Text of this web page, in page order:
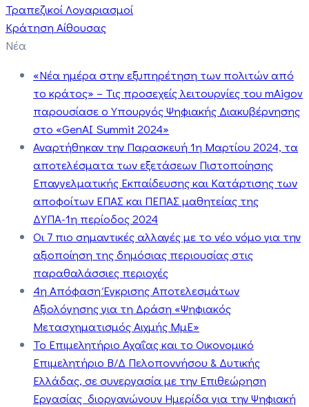
Τραπεζικοί Λογαριασμοί
Κράτηση Αίθουσας
Νέα
«Νέα ημέρα στην εξυπηρέτηση των πολιτών από
το κράτος» – Τις προσεχείς λειτουργίες του mAigov
παρουσίασε ο Υπουργός Ψηφιακής Διακυβέρνησης
στο «GenAI Summit 2024»
Αναρτήθηκαν την Παρασκευή 1η Μαρτίου 2024, τα
αποτελέσματα των εξετάσεων Πιστοποίησης
Επαγγελματικής Εκπαίδευσης και Κατάρτισης των
αποφοίτων ΕΠΑΣ και ΠΕΠΑΣ μαθητείας της
ΔΥΠΑ-1η περίοδος 2024
Οι 7 πιο σημαντικές αλλαγές με το νέο νόμο για την
αξιοποίηση της δημόσιας περιουσίας στις
παραθαλάσσιες περιοχές
4η Απόφαση Έγκρισης Αποτελεσμάτων
Αξιολόγησης για τη Δράση «Ψηφιακός
Μετασχηματισμός Αιχμής ΜμΕ»
Το Επιμελητήριο Αχαΐας και το Οικονομικό
Επιμελητήριο Β/Δ Πελοποννήσου & Δυτικής
Ελλάδας, σε συνεργασία με την Επιθεώρηση
Εργασίας διοργανώνουν Ημερίδα για την Ψηφιακή